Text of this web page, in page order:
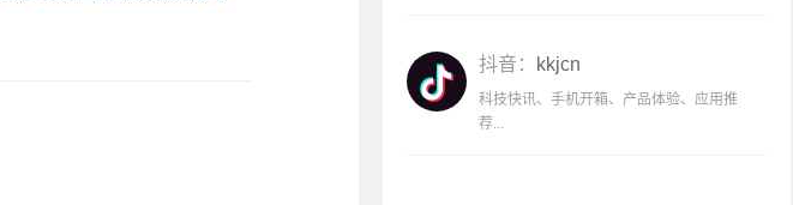
抖音： kkjcn
科技快讯、手机开箱、产品体验、应用推
荐...